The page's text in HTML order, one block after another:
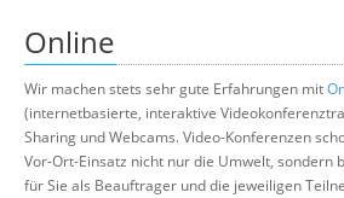
Online
Wir machen stets sehr gute Erfahrungen mit
(internetbasierte, interaktive
Sharing und Webcams. Video-Konferenzen
Vor-Ort-Einsatz nicht nur die Umwelt, sondern
für Sie als Beauftrager und die jeweiligen